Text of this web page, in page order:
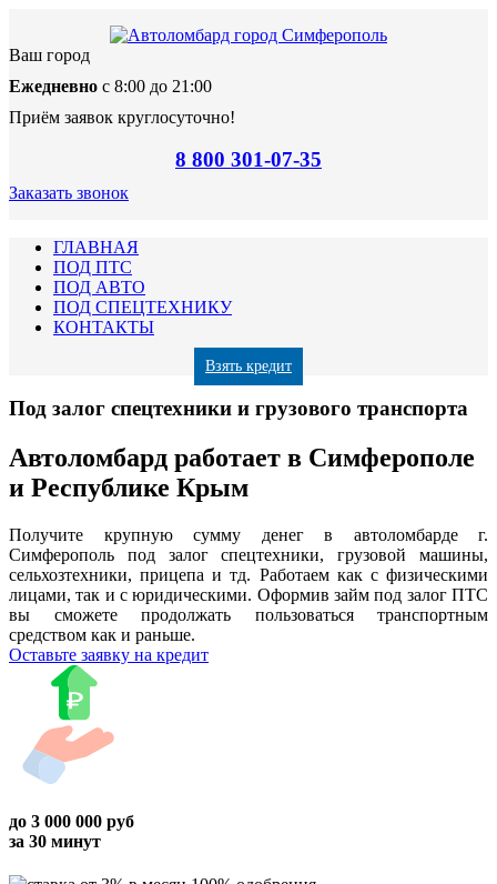
Ваш город
Ежедневно с 8:00 до 21:00
Приём заявок круглосуточно!
8 800 301-07-35
Заказать звонок
ГЛАВНАЯ
ПОД ПТС
ПОД АВТО
ПОД СПЕЦТЕХНИКУ
КОНТАКТЫ
Взять кредит
Под залог спецтехники и грузового транспорта
Автоломбард работает в Симферополе
и Республике Крым
Получите крупную сумму денег в автоломбарде г.
Симферополь под залог спецтехники, грузовой машины,
сельхозтехники, прицепа и тд. Работаем как с физическими
лицами, так и с юридическими. Оформив займ под залог ПТС
вы сможете продолжать пользоваться транспортным
средством как и раньше.
Оставьте заявку на кредит
до 3 000 000 руб
за 30 минут